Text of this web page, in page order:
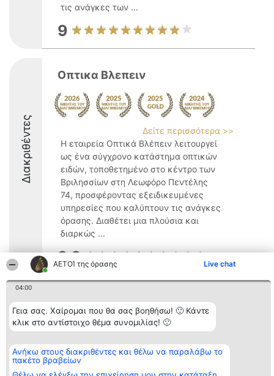
ΑΕΤΟΊ της όρασης Live chat
04:00
Γεια σας. Χαίρομαι που θα σας βοηθήσω! 🙂 Κάντε
κλικ στο αντίστοιχο θέμα συνομιλίας! 🙂
Ανήκω στους διακριθέντες και θέλω να παραλάβω το
πακέτο βραβείων
τις ανάγκες των ...
9
Διακριθέντες
Οπτικα Βλεπειν
Δείτε περισσότερα >>
Η εταιρεία Οπτικά Βλέπειν λειτουργεί
ως ένα σύγχρονο κατάστημα οπτικών
ειδών, τοποθετημένο στο κέντρο των
Βριλησσίων στη Λεωφόρο Πεντέλης
74, προσφέροντας εξειδικευμένες
υπηρεσίες που καλύπτουν τις ανάγκες
όρασης. Διαθέτει μια πλούσια και
διαρκώς ...
9.8
κατάταξης
BEAUTIFUL COMPANY
Μονοπρόσωπη ΙΚΕ
2104128019
email:
aetoi@beautifulcompany.co
Διακριθέντες
Λίστα όλων
των
Μεθοδολογία
Όροι &
ΠΟΛΙΤΙΚΗ
Επικοινωνία